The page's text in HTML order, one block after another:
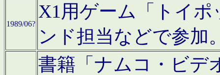
1989/06?
X1用ゲーム「トイ
ンド担当などで参加
書籍「ナムコ・ビデ